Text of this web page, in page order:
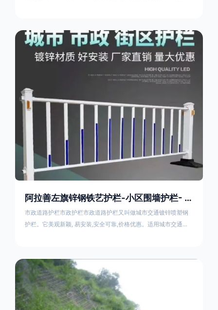
边丝护栏网由低碳钢丝（Q235材质）通过焊接或编织形成网格结
构，网片两侧各有一根加固的纵向钢丝（双边丝），用于与立柱
连接固定。其表面通常采用镀锌、喷塑或浸塑处理，以增强耐腐
阿拉善左旗锌钢铁艺护栏-小区围墙护栏- 2025年17631598285新报价
市政道路护栏市政护栏市政道路护栏又叫做城市交通镀锌喷塑钢
护栏。它美观新颖, 易安装,安全可靠,价格优惠。适用城市交通要
隔离栏，市政道路隔离护栏，人行道路护栏，机动与非机动隔离
护栏、道路中心隔离护栏、带广告牌道路隔离护栏、河道安全护
栏、草坪花坛护栏等市政道路隔离护栏规格齐全、品种多，可以
任